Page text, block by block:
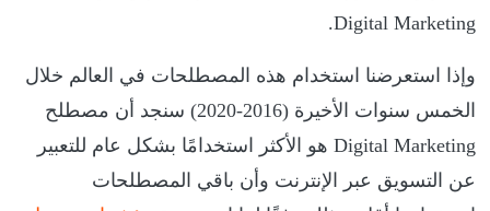
Digital Marketing.
وإذا استعرضنا استخدام هذه المصطلحات في العالم خلال
الخمس سنوات الأخيرة (2016-2020) سنجد أن مصطلح
Digital Marketing هو الأكثر استخدامًا بشكل عام للتعبير
عن التسويق عبر الإنترنت وأن باقي المصطلحات